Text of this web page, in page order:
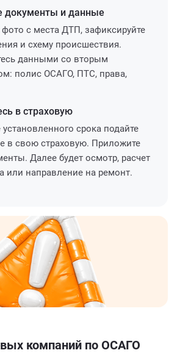
документы и данные
с места ДТП, зафиксируйте
и схему происшествия.
данными со вторым
полис ОСАГО, ПТС, права,
в страховую
установленного срока подайте
в свою страховую. Приложите
Далее будет осмотр, расчет
или направление на ремонт.
компаний по ОСАГО